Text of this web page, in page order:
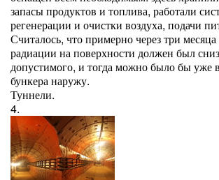
запасы продуктов и топлива, работали
регенерации и очистки воздуха, подачи
Считалось, что примерно через три
радиации на поверхности должен был
допустимого, и тогда можно было бы уже
бункера наружу.
Туннели.
4.